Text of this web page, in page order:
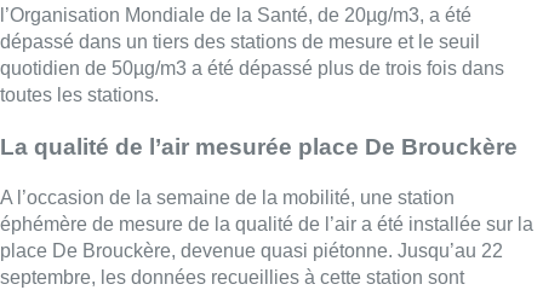
l’Organisation Mondiale de la Santé, de 20µg/m3, a été
dépassé dans un tiers des stations de mesure et le seuil
quotidien de 50µg/m3 a été dépassé plus de trois fois dans
toutes les stations.
La qualité de l’air mesurée place De Brouckère
A l’occasion de la semaine de la mobilité, une station
éphémère de mesure de la qualité de l’air a été installée sur la
place De Brouckère, devenue quasi piétonne. Jusqu’au 22
septembre, les données recueillies à cette station sont